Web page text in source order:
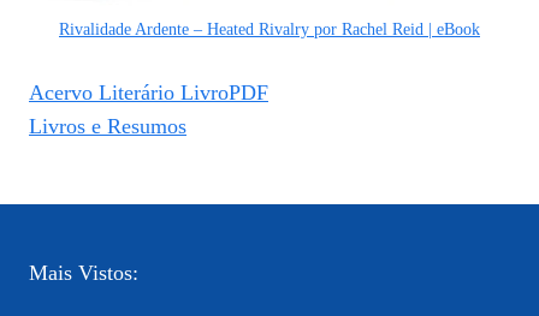
Rivalidade Ardente – Heated Rivalry por Rachel Reid | eBook
Acervo Literário LivroPDF
Livros e Resumos
Mais Vistos: